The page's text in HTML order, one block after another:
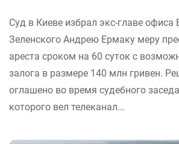
Суд в Киеве избрал экс-главе
Зеленского Андрею Ермаку меру
ареста сроком на 60 суток с
залога в размере 140 млн гривен.
оглашено во время судебного
которого вел телеканал...